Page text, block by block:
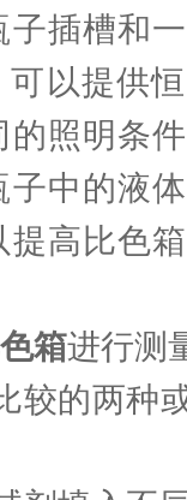
子插槽和
以提供
照明条
中的液
高比色
箱进行测
的两种或